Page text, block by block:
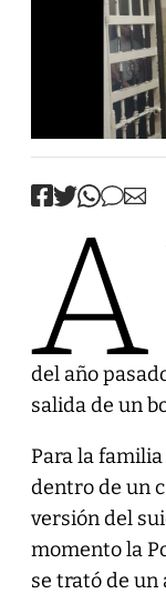
A
del año
salida de un
Para la
dentro de un
versión del
momento la
se trató de un